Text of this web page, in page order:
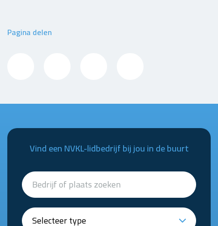
Pagina delen
Vind een NVKL-lidbedrijf bij jou in de buurt